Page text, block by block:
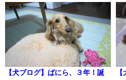
【犬ブログ】ばにら、３年！誕